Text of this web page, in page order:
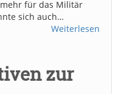
für das Militär
sich auch…
Weiterlesen
zur